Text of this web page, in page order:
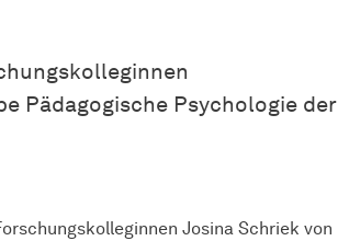
Pädagogische Psychologie der
Josina Schriek von